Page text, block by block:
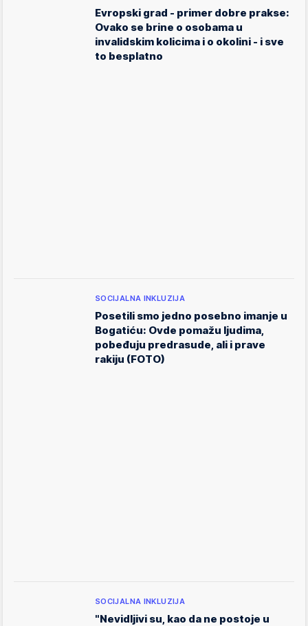
Evropski grad - primer dobre prakse:
Ovako se brine o osobama u
invalidskim kolicima i o okolini - i sve
to besplatno
SOCIJALNA INKLUZIJA
Posetili smo jedno posebno imanje u
Bogatiću: Ovde pomažu ljudima,
pobeđuju predrasude, ali i prave
rakiju (FOTO)
SOCIJALNA INKLUZIJA
"Nevidljivi su, kao da ne postoje u